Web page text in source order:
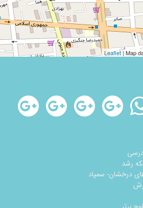
Leaflet| Map
رشد
درخشان- سمپاد